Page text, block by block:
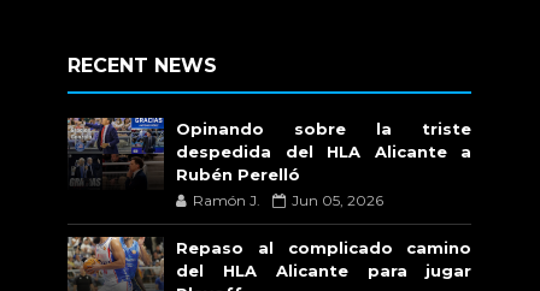
RECENT NEWS
Opinando sobre la triste
despedida del HLA Alicante a
Rubén Perelló
Ramón J. Jun 05, 2026
Repaso al complicado camino
del HLA Alicante para jugar